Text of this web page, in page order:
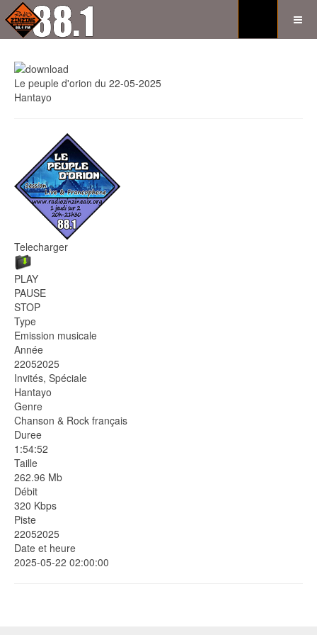
Le peuple d'orion du 22-05-2025
Hantayo
Telecharger
PLAY
PAUSE
STOP
Type
Emission musicale
Année
22052025
Invités, Spéciale
Hantayo
Genre
Chanson & Rock français
Duree
1:54:52
Taille
262.96 Mb
Débit
320 Kbps
Piste
22052025
Date et heure
2025-05-22 02:00:00